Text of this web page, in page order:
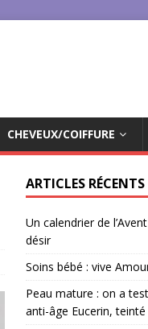
CHEVEUX/COIFFURE
ARTICLES RÉCENTS
Un calendrier de
désir
Soins bébé : vive
Peau mature : on a
anti-âge Eucerin,